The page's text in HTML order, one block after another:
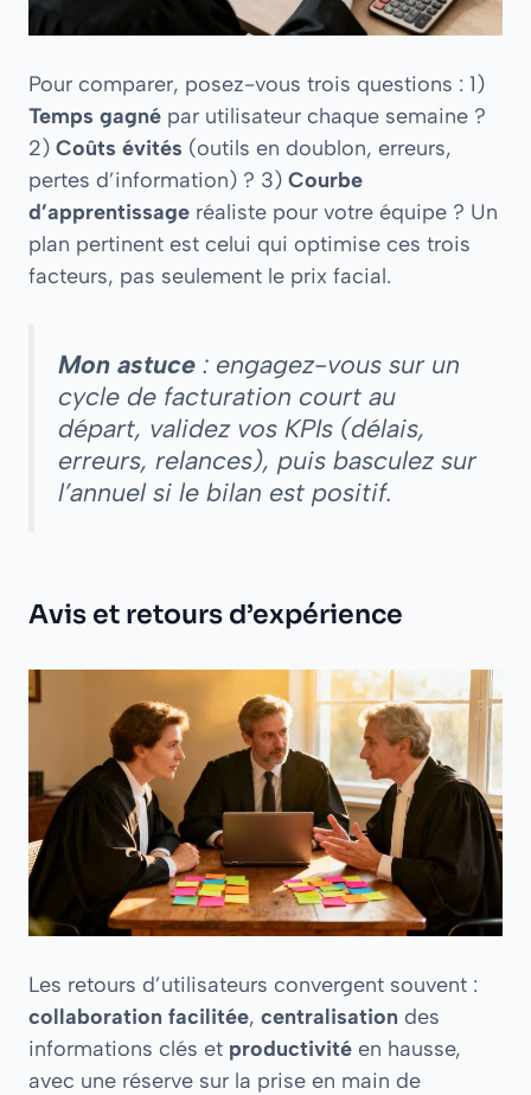
Pour comparer, posez-vous trois questions : 1)
Temps gagné par utilisateur chaque semaine ?
2) Coûts évités (outils en doublon, erreurs,
pertes d’information) ? 3) Courbe
d’apprentissage réaliste pour votre équipe ? Un
plan pertinent est celui qui optimise ces trois
facteurs, pas seulement le prix facial.
Mon astuce : engagez-vous sur un
cycle de facturation court au
départ, validez vos KPIs (délais,
erreurs, relances), puis basculez sur
l’annuel si le bilan est positif.
Avis et retours d’expérience
Les retours d’utilisateurs convergent souvent :
collaboration facilitée, centralisation des
informations clés et productivité en hausse,
avec une réserve sur la prise en main de